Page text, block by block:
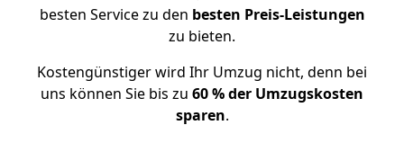
besten Service zu den besten Preis-Leistungen
zu bieten.
Kostengünstiger wird Ihr Umzug nicht, denn bei
uns können Sie bis zu 60 % der Umzugskosten
sparen.